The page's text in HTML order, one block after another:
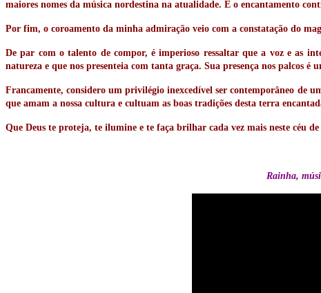
maiores nomes da música nordestina na atualidade. E o encantamento
Por fim, o coroamento da minha admiração veio com a constatação do
De par com o talento de compor, é imperioso ressaltar que a voz e as
natureza e que nos presenteia com tanta graça. Sua presença nos palcos
Francamente, considero um privilégio inexcedível ser contemporâneo de
que amam a nossa cultura e cultuam as boas tradições desta terra
Que Deus te proteja, te ilumine e te faça brilhar cada vez mais neste céu
Rainha,